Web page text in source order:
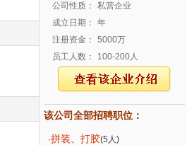
公司性质：
私营企业
成立日期：
年
注册资金：
5000万
员工人数：
100-200人
该公司全部招聘职位：
·拼装、打胶(5人)